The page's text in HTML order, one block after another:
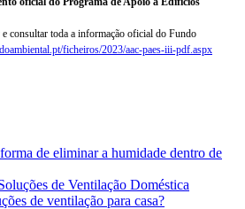
consultar toda a informação oficial do Fundo
ficheiros/2023/aac-paes-iii-pdf.aspx
de eliminar a humidade dentro de
de Ventilação Doméstica
de ventilação para casa?